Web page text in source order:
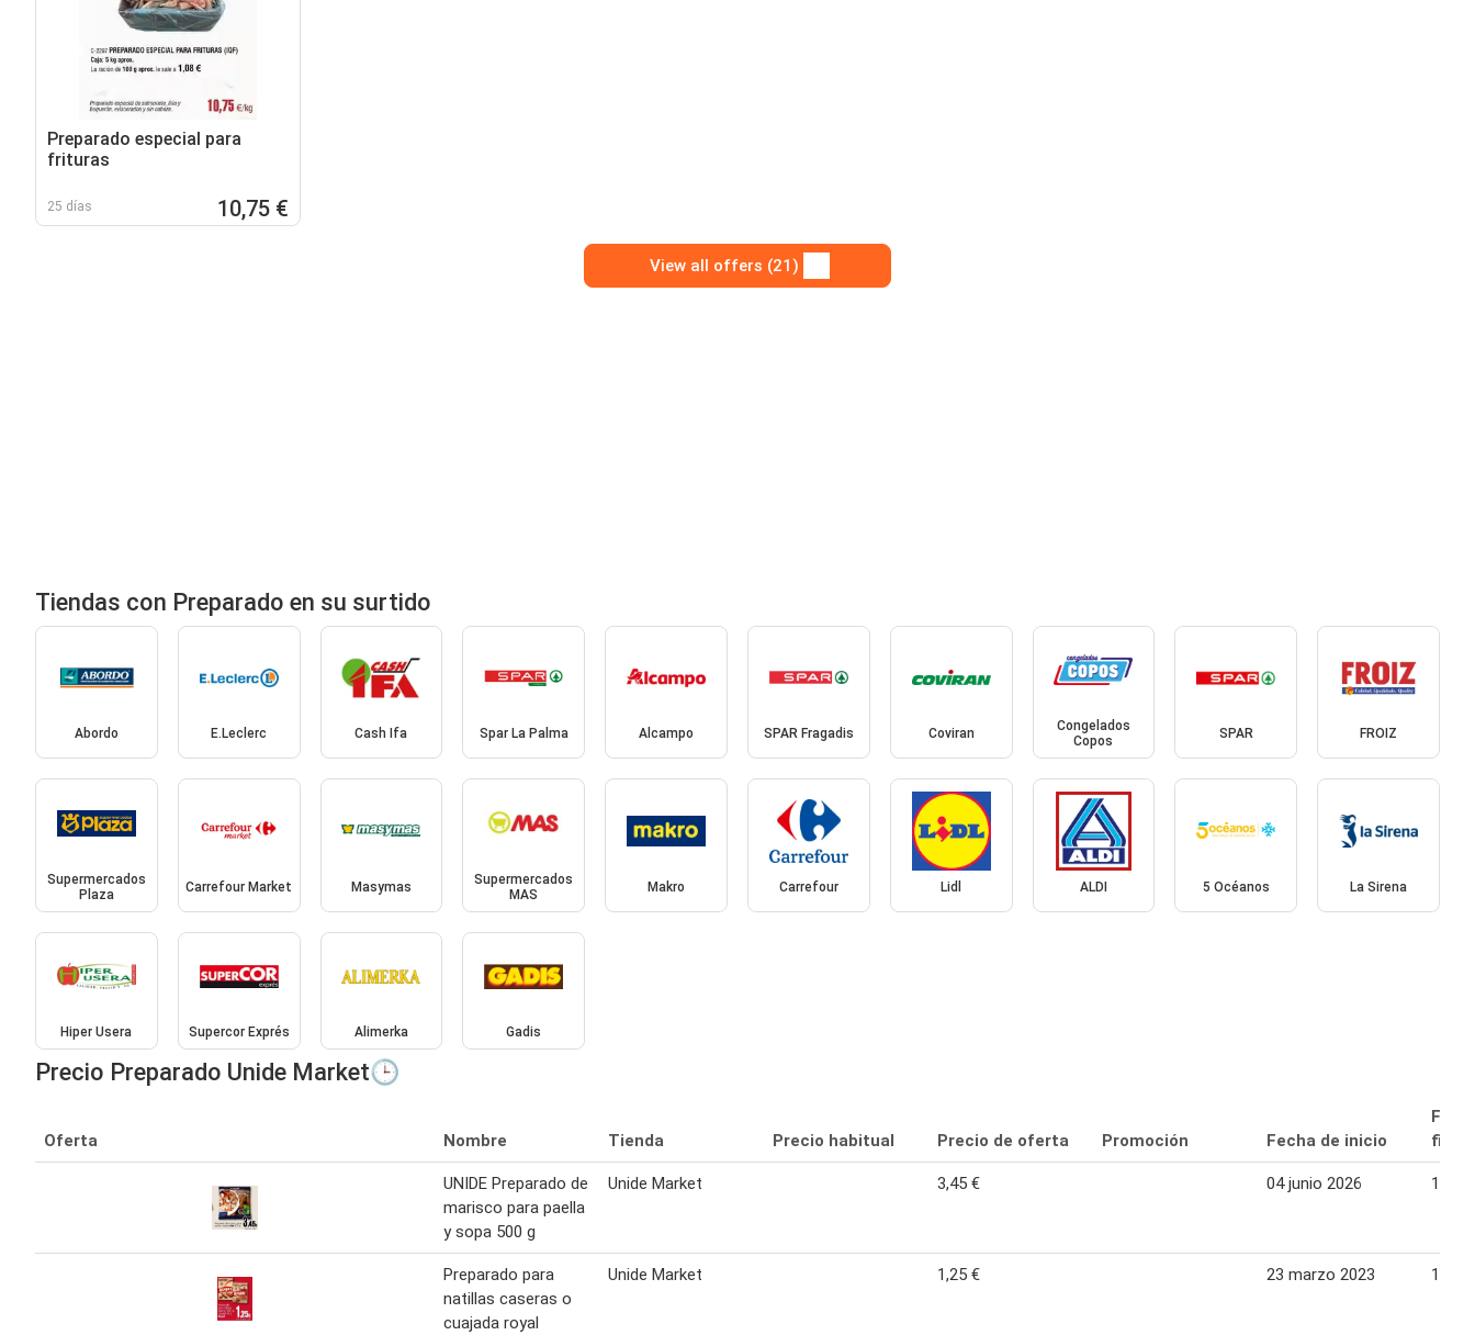
Preparado especial para
frituras
25 días 10,75 €
View all offers (21)
Tiendas con Preparado en su surtido
Abordo E.Leclerc Cash Ifa Spar La Palma Alcampo SPAR Fragadis Coviran
Congelados
Copos
SPAR FROIZ
Supermercados
Plaza
Carrefour Market Masymas
Supermercados
MAS
Makro Carrefour Lidl ALDI 5 Océanos La Sirena
Hiper Usera Supercor Exprés Alimerka Gadis
Precio Preparado Unide Market🕒
Oferta Nombre Tienda Precio habitual Precio de oferta Promoción Fecha de inicio
UNIDE Preparado de
marisco para paella
y sopa 500 g
Unide Market 3,45 € 04 junio 2026 17
Preparado para
natillas caseras o
cuajada royal
Unide Market 1,25 € 23 marzo 2023 12